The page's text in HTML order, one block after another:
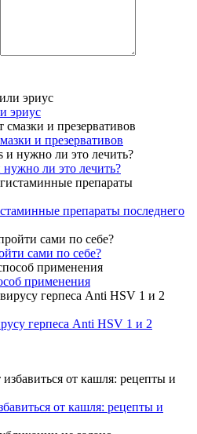
эриус
и презервативов
нужно ли это лечить?
препараты последнего
сами по себе?
применения
герпеса Anti HSV 1 и 2
от кашля: рецепты и